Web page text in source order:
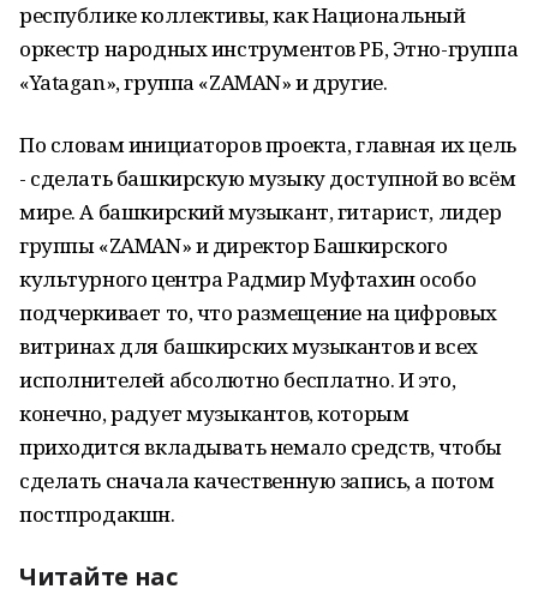
республике коллективы, как Национальный
оркестр народных инструментов РБ, Этно-группа
«Yatagan», группа «ZAMAN» и другие.
По словам инициаторов проекта, главная их цель
- сделать башкирскую музыку доступной во всём
мире. А башкирский музыкант, гитарист, лидер
группы «ZAMAN» и директор Башкирского
культурного центра Радмир Муфтахин особо
подчеркивает то, что размещение на цифровых
витринах для башкирских музыкантов и всех
исполнителей абсолютно бесплатно. И это,
конечно, радует музыкантов, которым
приходится вкладывать немало средств, чтобы
сделать сначала качественную запись, а потом
постпродакшн.
Читайте нас